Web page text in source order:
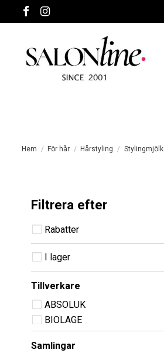
Hem För hår Hårstyling Stylingmjölk
Filtrera efter
Rabatter
I lager
Tillverkare
ABSOLUK
BIOLAGE
Samlingar